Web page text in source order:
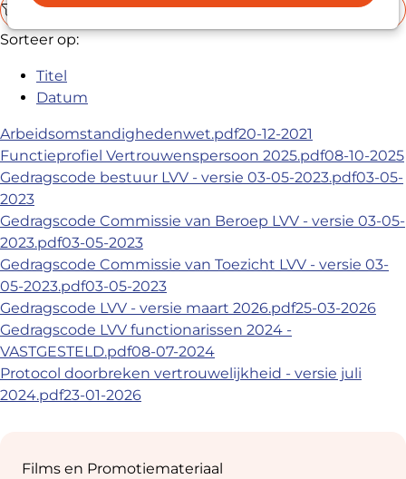
Filters
Sorteer op:
Titel
Datum
Arbeidsomstandighedenwet.pdf20-12-2021
Functieprofiel Vertrouwenspersoon 2025.pdf08-10-2025
Gedragscode bestuur LVV - versie 03-05-2023.pdf03-05-
2023
Gedragscode Commissie van Beroep LVV - versie 03-05-
2023.pdf03-05-2023
Gedragscode Commissie van Toezicht LVV - versie 03-
05-2023.pdf03-05-2023
Gedragscode LVV - versie maart 2026.pdf25-03-2026
Gedragscode LVV functionarissen 2024 -
VASTGESTELD.pdf08-07-2024
Protocol doorbreken vertrouwelijkheid - versie juli
2024.pdf23-01-2026
navigation
Films en Promotiemateriaal